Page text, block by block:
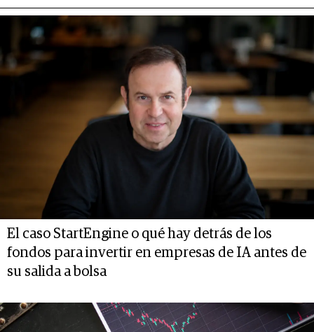
El caso StartEngine o qué hay detrás de los
fondos para invertir en empresas de IA antes de
su salida a bolsa